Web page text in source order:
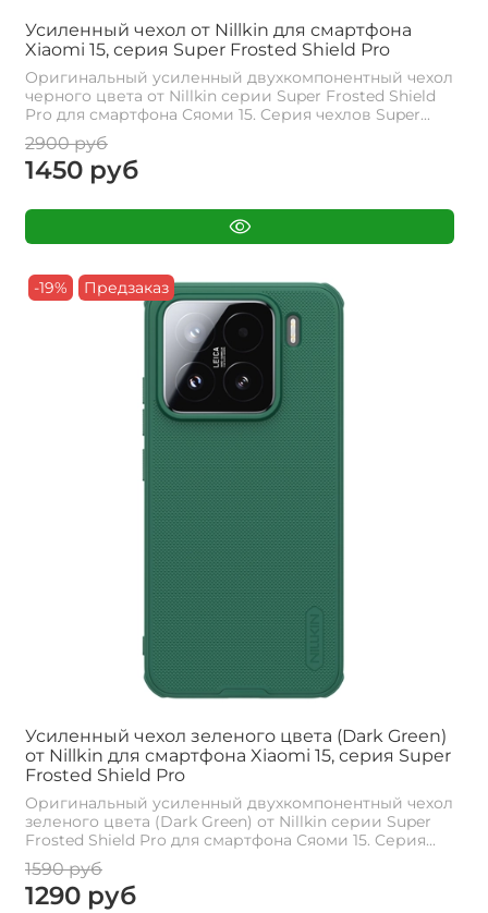
Усиленный чехол от Nillkin для смартфона
Xiaomi 15, серия Super Frosted Shield Pro
Оригинальный усиленный двухкомпонентный чехол
черного цвета от Nillkin серии Super Frosted Shield
Pro для смартфона Сяоми 15. Cерия чехлов Super...
2900 руб
1450 руб
-19% Предзаказ
Усиленный чехол зеленого цвета (Dark Green)
от Nillkin для смартфона Xiaomi 15, серия Super
Frosted Shield Pro
Оригинальный усиленный двухкомпонентный чехол
зеленого цвета (Dark Green) от Nillkin серии Super
Frosted Shield Pro для смартфона Сяоми 15. Cерия...
1590 руб
1290 руб